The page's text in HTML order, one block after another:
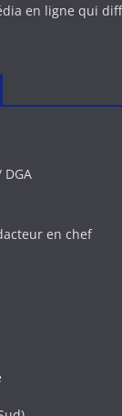
en ligne qui
DGA
en chef